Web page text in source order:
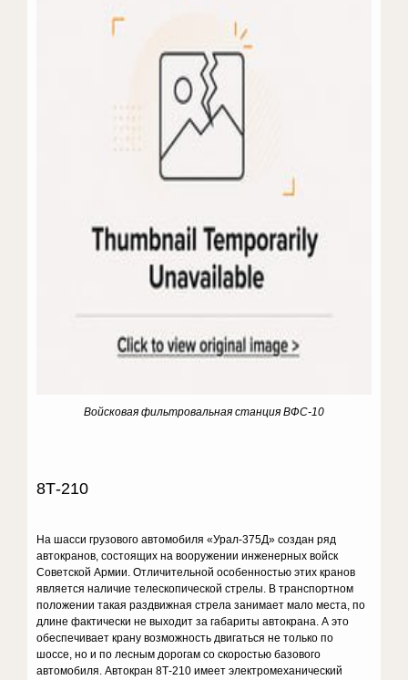
Войсковая фильтровальная станция ВФС-10
8Т-210
На шасси грузового автомобиля «Урал-375Д» создан ряд
автокранов, состоящих на вооружении инженерных войск
Советской Армии. Отличительной особенностью этих кранов
является наличие телескопической стрелы. В транспортном
положении такая раздвижная стрела занимает мало места, по
длине фактически не выходит за габариты автокрана. А это
обеспечивает крану возможность двигаться не только по
шоссе, но и по лесным дорогам со скоростью базового
автомобиля. Автокран 8Т-210 имеет электромеханический